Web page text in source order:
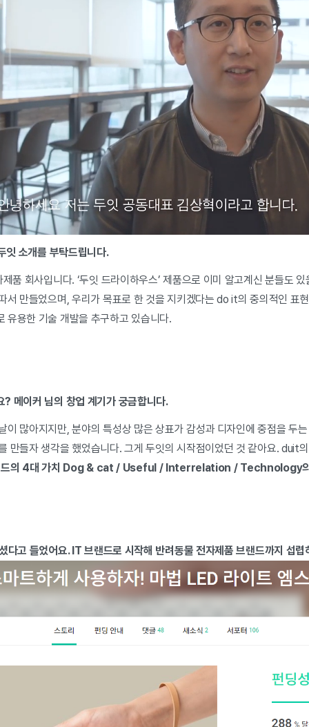
잇 소개를 부탁드립니다.
품 회사입니다. ‘두잇 드라이하우스’ 제품으로 이미 알고계신 분들도
서 만들었으며, 우리가 목표로 한 것을 지키겠다는 do it의 중의적인 표
유용한 기술 개발을 추구하고 있습니다.
? 메이커 님의 창업 계기가 궁금합니다.
이 많아지지만, 분야의 특성상 많은 상표가 감성과 디자인에 중점을 두
만들자 생각을 했었습니다. 그게 두잇의 시작점이었던 것 같아요. duit
의 4대 가치 Dog & cat / Useful / Interrelation / Technology의
다고 들었어요. IT 브랜드로 시작해 반려동물 전자제품 브랜드까지 섭